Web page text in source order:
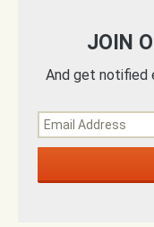
JOIN
And get notified